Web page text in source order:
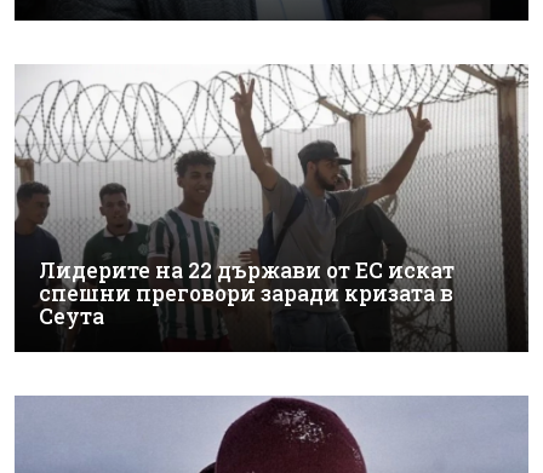
Лидерите на 22 държави от ЕС искат
спешни преговори заради кризата в
Сеута